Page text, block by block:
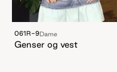
061R-9Dame
Genser og vest